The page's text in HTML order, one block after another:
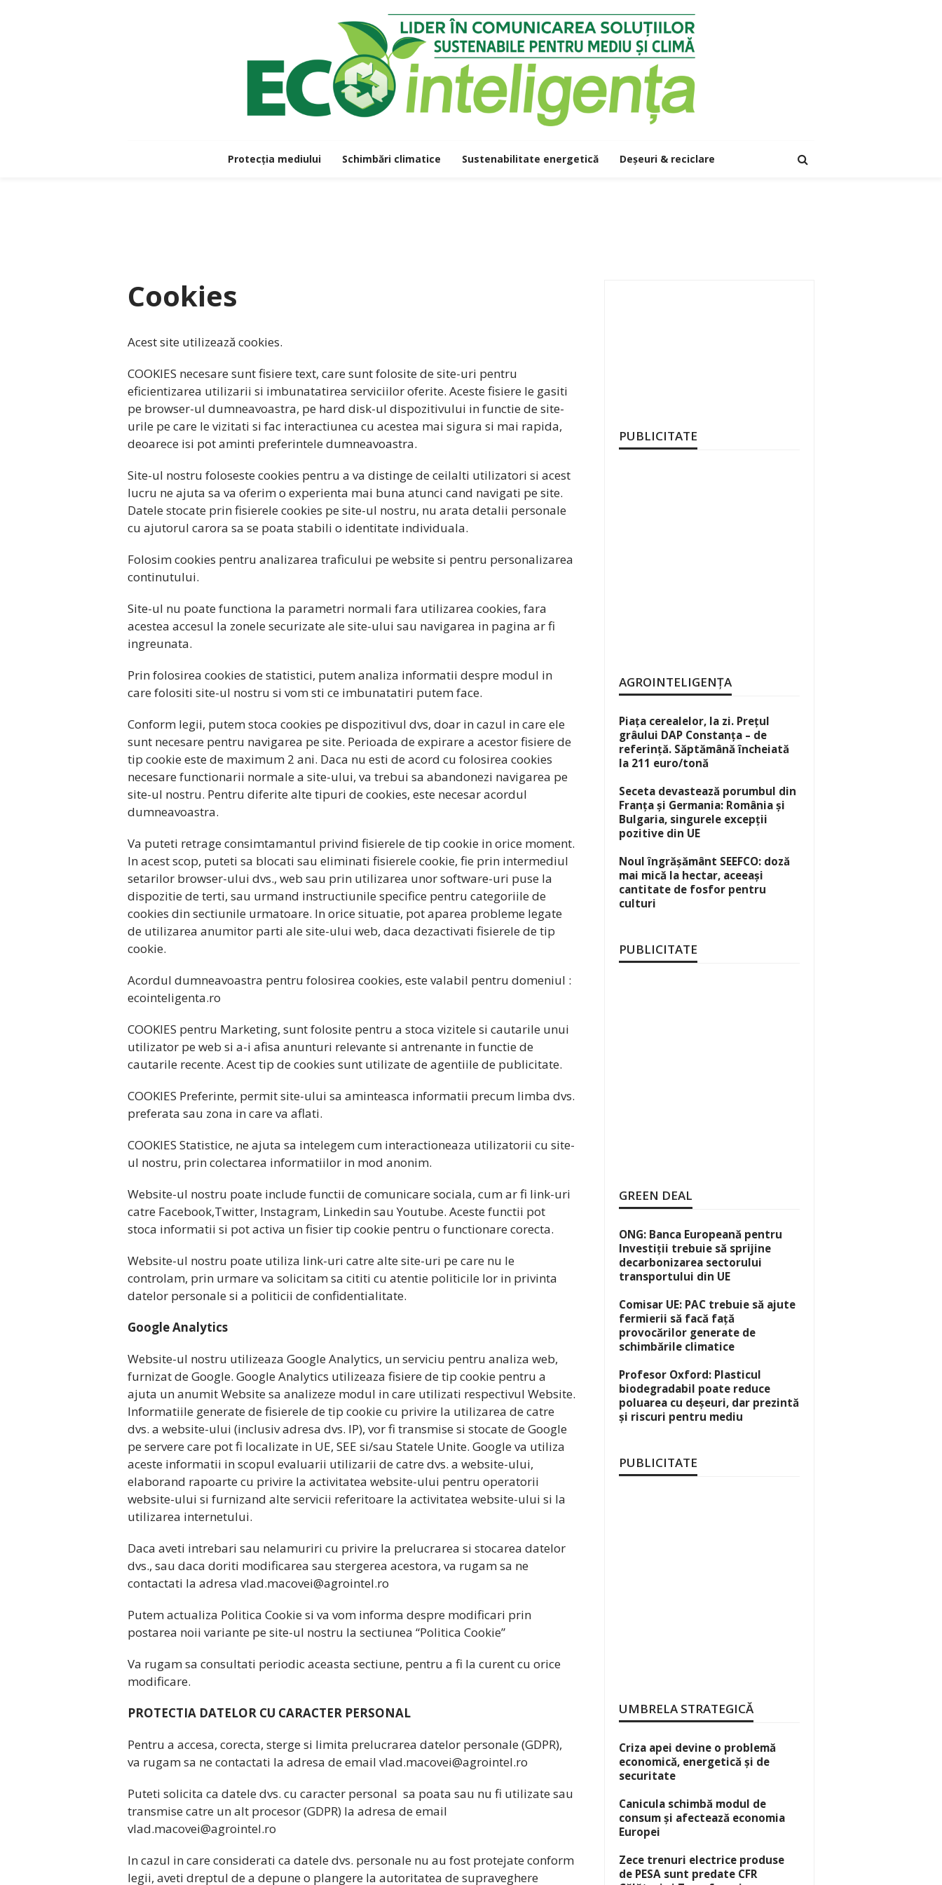
Protecția mediului Schimbări climatice Sustenabilitate energetică Deșeuri & reciclare
Cookies
Acest site utilizează cookies.
COOKIES necesare sunt fisiere text, care sunt folosite de site-uri pentru
eficientizarea utilizarii si imbunatatirea serviciilor oferite. Aceste fisiere le gasiti
pe browser-ul dumneavoastra, pe hard disk-ul dispozitivului in functie de site-
urile pe care le vizitati si fac interactiunea cu acestea mai sigura si mai rapida,
deoarece isi pot aminti preferintele dumneavoastra.
Site-ul nostru foloseste cookies pentru a va distinge de ceilalti utilizatori si acest
lucru ne ajuta sa va oferim o experienta mai buna atunci cand navigati pe site.
Datele stocate prin fisierele cookies pe site-ul nostru, nu arata detalii personale
cu ajutorul carora sa se poata stabili o identitate individuala.
Folosim cookies pentru analizarea traficului pe website si pentru personalizarea
continutului.
Site-ul nu poate functiona la parametri normali fara utilizarea cookies, fara
acestea accesul la zonele securizate ale site-ului sau navigarea in pagina ar fi
ingreunata.
Prin folosirea cookies de statistici, putem analiza informatii despre modul in
care folositi site-ul nostru si vom sti ce imbunatatiri putem face.
Conform legii, putem stoca cookies pe dispozitivul dvs, doar in cazul in care ele
sunt necesare pentru navigarea pe site. Perioada de expirare a acestor fisiere de
tip cookie este de maximum 2 ani. Daca nu esti de acord cu folosirea cookies
necesare functionarii normale a site-ului, va trebui sa abandonezi navigarea pe
site-ul nostru. Pentru diferite alte tipuri de cookies, este necesar acordul
dumneavoastra.
Va puteti retrage consimtamantul privind fisierele de tip cookie in orice moment.
In acest scop, puteti sa blocati sau eliminati fisierele cookie, fie prin intermediul
setarilor browser-ului dvs., web sau prin utilizarea unor software-uri puse la
dispozitie de terti, sau urmand instructiunile specifice pentru categoriile de
cookies din sectiunile urmatoare. In orice situatie, pot aparea probleme legate
de utilizarea anumitor parti ale site-ului web, daca dezactivati fisierele de tip
cookie.
Acordul dumneavoastra pentru folosirea cookies, este valabil pentru domeniul :
ecointeligenta.ro
COOKIES pentru Marketing, sunt folosite pentru a stoca vizitele si cautarile unui
utilizator pe web si a-i afisa anunturi relevante si antrenante in functie de
cautarile recente. Acest tip de cookies sunt utilizate de agentiile de publicitate.
COOKIES Preferinte, permit site-ului sa aminteasca informatii precum limba dvs.
preferata sau zona in care va aflati.
COOKIES Statistice, ne ajuta sa intelegem cum interactioneaza utilizatorii cu site-
ul nostru, prin colectarea informatiilor in mod anonim.
Website-ul nostru poate include functii de comunicare sociala, cum ar fi link-uri
catre Facebook,Twitter, Instagram, Linkedin sau Youtube. Aceste functii pot
stoca informatii si pot activa un fisier tip cookie pentru o functionare corecta.
Website-ul nostru poate utiliza link-uri catre alte site-uri pe care nu le
controlam, prin urmare va solicitam sa cititi cu atentie politicile lor in privinta
datelor personale si a politicii de confidentialitate.
Google Analytics
Website-ul nostru utilizeaza Google Analytics, un serviciu pentru analiza web,
furnizat de Google. Google Analytics utilizeaza fisiere de tip cookie pentru a
ajuta un anumit Website sa analizeze modul in care utilizati respectivul Website.
Informatiile generate de fisierele de tip cookie cu privire la utilizarea de catre
dvs. a website-ului (inclusiv adresa dvs. IP), vor fi transmise si stocate de Google
pe servere care pot fi localizate in UE, SEE si/sau Statele Unite. Google va utiliza
aceste informatii in scopul evaluarii utilizarii de catre dvs. a website-ului,
elaborand rapoarte cu privire la activitatea website-ului pentru operatorii
website-ului si furnizand alte servicii referitoare la activitatea website-ului si la
utilizarea internetului.
Daca aveti intrebari sau nelamuriri cu privire la prelucrarea si stocarea datelor
dvs., sau daca doriti modificarea sau stergerea acestora, va rugam sa ne
contactati la adresa vlad.macovei@agrointel.ro
Putem actualiza Politica Cookie si va vom informa despre modificari prin
postarea noii variante pe site-ul nostru la sectiunea “Politica Cookie”
Va rugam sa consultati periodic aceasta sectiune, pentru a fi la curent cu orice
modificare.
PROTECTIA DATELOR CU CARACTER PERSONAL
Pentru a accesa, corecta, sterge si limita prelucrarea datelor personale (GDPR),
va rugam sa ne contactati la adresa de email vlad.macovei@agrointel.ro
Puteti solicita ca datele dvs. cu caracter personal sa poata sau nu fi utilizate sau
transmise catre un alt procesor (GDPR) la adresa de email
vlad.macovei@agrointel.ro
In cazul in care considerati ca datele dvs. personale nu au fost protejate conform
legii, aveti dreptul de a depune o plangere la autoritatea de supraveghere
PUBLICITATE
AGROINTELIGENȚA
Piața cerealelor, la zi. Prețul
grâului DAP Constanța – de
referință. Săptămână încheiată
la 211 euro/tonă
Seceta devastează porumbul din
Franța și Germania: România și
Bulgaria, singurele excepții
pozitive din UE
Noul îngrășământ SEEFCO: doză
mai mică la hectar, aceeași
cantitate de fosfor pentru
culturi
PUBLICITATE
GREEN DEAL
ONG: Banca Europeană pentru
Investiții trebuie să sprijine
decarbonizarea sectorului
transportului din UE
Comisar UE: PAC trebuie să ajute
fermierii să facă față
provocărilor generate de
schimbările climatice
Profesor Oxford: Plasticul
biodegradabil poate reduce
poluarea cu deșeuri, dar prezintă
și riscuri pentru mediu
PUBLICITATE
UMBRELA STRATEGICĂ
Criza apei devine o problemă
economică, energetică și de
securitate
Canicula schimbă modul de
consum și afectează economia
Europei
Zece trenuri electrice produse
de PESA sunt predate CFR